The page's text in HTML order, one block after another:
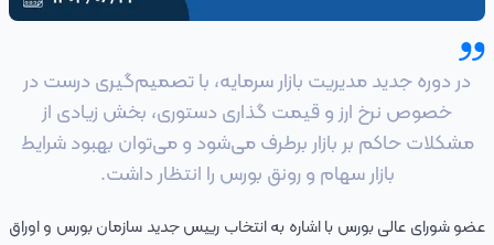
در دوره جدید مدیریت بازار سرمایه، با تصمیم‌گیری درست در
خصوص نرخ ارز و قیمت گذاری دستوری، بخش زیادی از
مشکلات حاکم بر بازار برطرف می‌شود و می‌توان بهبود شرایط
بازار سهام و رونق بورس را انتظار داشت.
عضو شورای عالی بورس با اشاره به انتخاب رییس جدید سازمان بورس و اوراق